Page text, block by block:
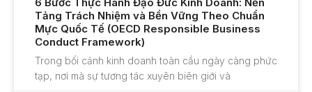
Tảng Trách Nhiệm và Bền Vững Theo Chuẩn
Mực Quốc Tế (OECD Responsible Business
Conduct Framework)
Trong bối cảnh kinh doanh toàn cầu ngày càng phức
tạp, nơi mà sự tương tác xuyên biên giới và